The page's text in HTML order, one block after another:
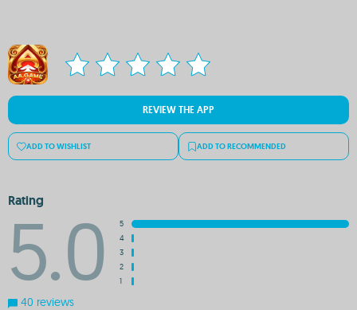
REVIEW THE APP
ADD TO WISHLIST ADD TO RECOMMENDED
Rating
5.0
5
4
3
2
1
40 reviews